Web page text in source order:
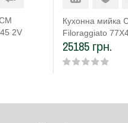
2V
Кухонна мийка
Filoraggiato
12029
25185 грн.